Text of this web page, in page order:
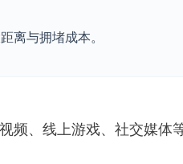
离与拥堵成本。
频、线上游戏、社交媒